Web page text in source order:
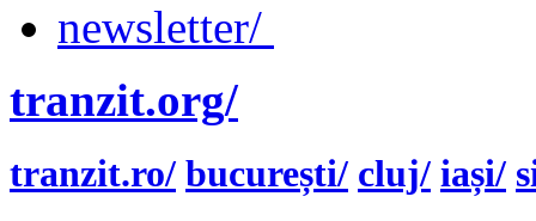
newsletter/
tranzit.org/
tranzit.ro/ bucurești/ cluj/ iași/